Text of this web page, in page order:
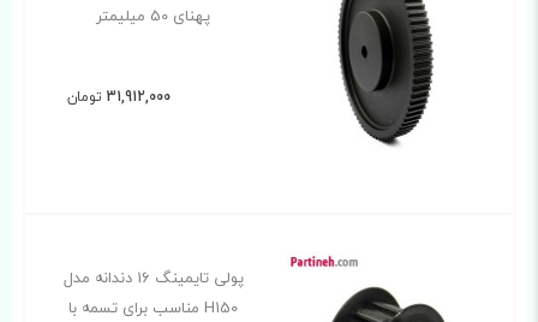
پهنای 50 میلیمتر
31,912,000 تومان
پولی تایمینگ 16 دندانه مدل
H150 مناسب برای تسمه با